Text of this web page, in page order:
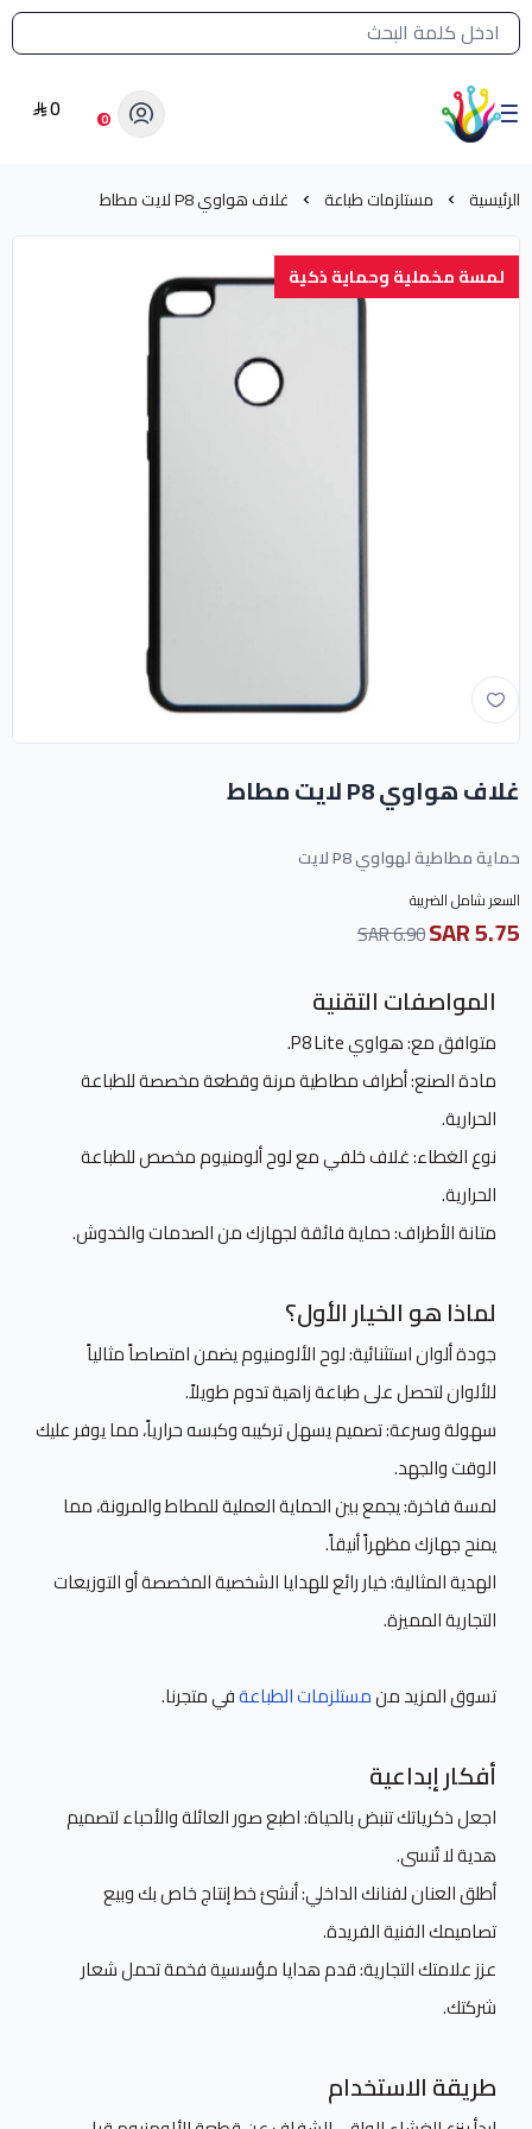
القائمة الرئيسية لمتجر الشرق النادر
الشرق النادر بيع مستلزمات طباعة حرارية 0
0
الرئيسية مستلزمات طباعة غلاف هواوي P8 لايت مطاط
لمسة مخملية وحماية ذكية
غلاف هواوي P8 لايت مطاط
حماية مطاطية لهواوي P8 لايت
السعر شامل الضريبة
5.75 SAR
6.90 SAR
المواصفات التقنية
متوافق مع: هواوي P8 Lite.
مادة الصنع: أطراف مطاطية مرنة وقطعة مخصصة للطباعة
الحرارية.
نوع الغطاء: غلاف خلفي مع لوح ألومنيوم مخصص للطباعة
الحرارية.
متانة الأطراف: حماية فائقة لجهازك من الصدمات والخدوش.
لماذا هو الخيار الأول؟
جودة ألوان استثنائية: لوح الألومنيوم يضمن امتصاصاً مثالياً
للألوان لتحصل على طباعة زاهية تدوم طويلاً.
سهولة وسرعة: تصميم يسهل تركيبه وكبسه حرارياً، مما يوفر عليك
الوقت والجهد.
لمسة فاخرة: يجمع بين الحماية العملية للمطاط والمرونة، مما
يمنح جهازك مظهراً أنيقاً.
الهدية المثالية: خيار رائع للهدايا الشخصية المخصصة أو التوزيعات
التجارية المميزة.
تسوق المزيد منمستلزمات الطباعةفي متجرنا.
أفكار إبداعية
اجعل ذكرياتك تنبض بالحياة: اطبع صور العائلة والأحباء لتصميم
هدية لا تُنسى.
أطلق العنان لفنانك الداخلي: أنشئ خط إنتاج خاص بك وبيع
تصاميمك الفنية الفريدة.
عزز علامتك التجارية: قدم هدايا مؤسسية فخمة تحمل شعار
شركتك.
طريقة الاستخدام